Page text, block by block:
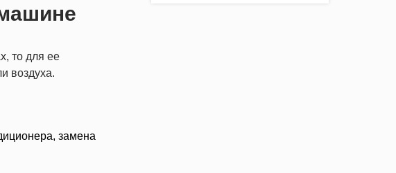
то для ее
воздуха.
замена